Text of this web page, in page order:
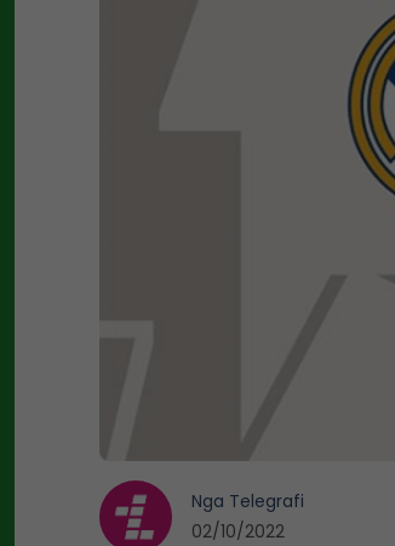
Nga Telegrafi
02/10/2022